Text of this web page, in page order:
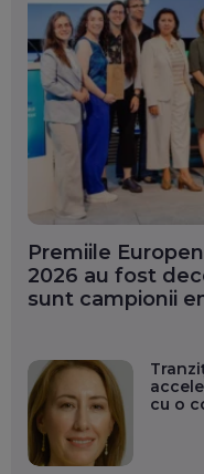
Premiile
2026 au fost
sunt campionii
cu o